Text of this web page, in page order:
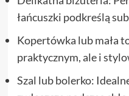
łańcuszki podkreślą
Kopertówka lub mała
praktycznym, ale i
Szal lub bolerko: